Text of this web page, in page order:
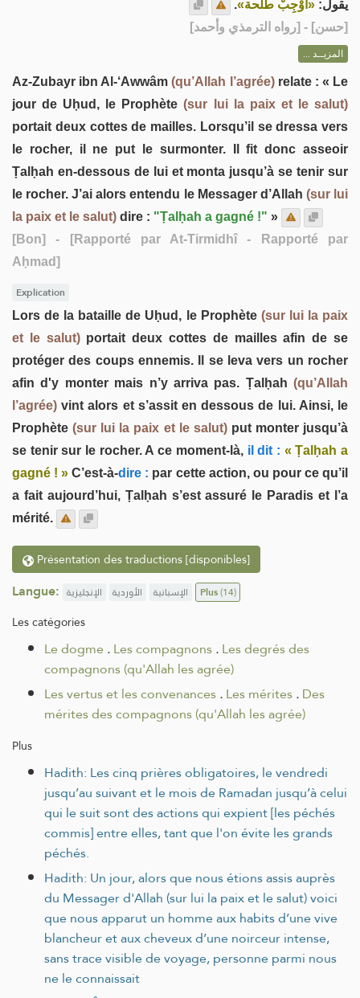
يقول: «أَوْجِبْ طلحة».
[حسن] - [رواه الترمذي وأحمد]
المزيــد ...
Az-Zubayr ibn Al-‘Awwâm(qu’Allah l’agrée)relate : « Le
jour de Uḥud, le Prophète(sur lui la paix et le salut)
portait deux cottes de mailles. Lorsqu’il se dressa vers
le rocher, il ne put le surmonter. Il fit donc asseoir
Ṭalḥah en-dessous de lui et monta jusqu’à se tenir sur
le rocher. J’ai alors entendu le Messager d’Allah (sur lui
la paix et le salut) dire : "Ṭalḥah a gagné !" »
[Bon]
- [Rapporté par At-Tirmidhî - Rapporté par
Aḥmad]
Explication
Lors de la bataille de Uḥud, le Prophète (sur lui la paix
et le salut)portait deux cottes de mailles afin de se
protéger des coups ennemis. Il se leva vers un rocher
afin d'y monter mais n’y arriva pas. Ṭalḥah (qu’Allah
l’agrée) vint alors et s’assit en dessous de lui. Ainsi, le
Prophète(sur lui la paix et le salut)put monter jusqu’à
se tenir sur le rocher. A ce moment-là,il dit : « Ṭalḥah a
gagné ! » C’est-à-dire : par cette action, ou pour ce qu’il
a fait aujourd’hui, Ṭalḥah s’est assuré le Paradis et l’a
mérité.
Présentation des traductions [disponibles]
Langue: الإنجليزية الأوردية الإسبانية Plus(14)
Les catégories
Le dogme .Les compagnons.Les degrés des
compagnons (qu'Allah les agrée)
Les vertus et les convenances.Les mérites.Des
mérites des compagnons (qu'Allah les agrée)
Plus
Hadith: Les cinq prières obligatoires, le vendredi
jusqu’au suivant et le mois de Ramadan jusqu’à celui
qui le suit sont des actions qui expient [les péchés
commis] entre elles, tant que l'on évite les grands
péchés.
Hadith: Un jour, alors que nous étions assis auprès
du Messager d'Allah (sur lui la paix et le salut) voici
que nous apparut un homme aux habits d’une vive
blancheur et aux cheveux d’une noirceur intense,
sans trace visible de voyage, personne parmi nous
ne le connaissait